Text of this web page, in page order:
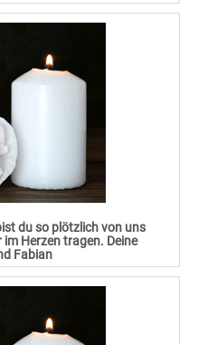
du so plötzlich von uns
Herzen tragen. Deine
Fabian